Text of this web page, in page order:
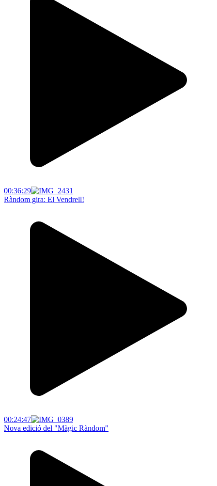
00:36:29
Ràndom gira: El Vendrell!
00:24:47
Nova edició del "Màgic Ràndom"